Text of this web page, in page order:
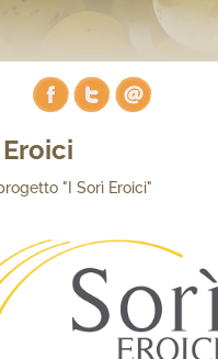
"I Sorì Eroici"